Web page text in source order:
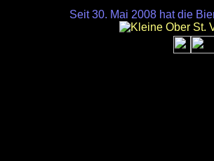
Seit 30. Mai 2008 hat die